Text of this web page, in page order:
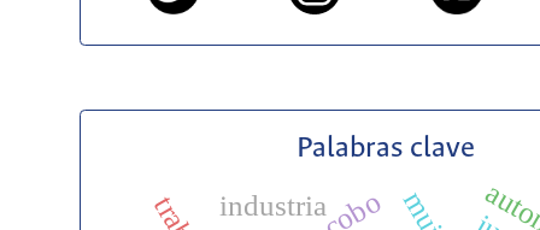
Palabras clave
industria